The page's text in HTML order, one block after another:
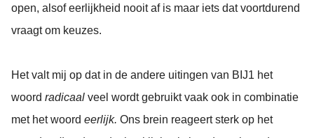
open, alsof eerlijkheid nooit af is maar iets dat voortdurend
vraagt om keuzes.
Het valt mij op dat in de andere uitingen van BIJ1 het
woord radicaal veel wordt gebruikt vaak ook in combinatie
met het woord eerlijk. Ons brein reageert sterk op het